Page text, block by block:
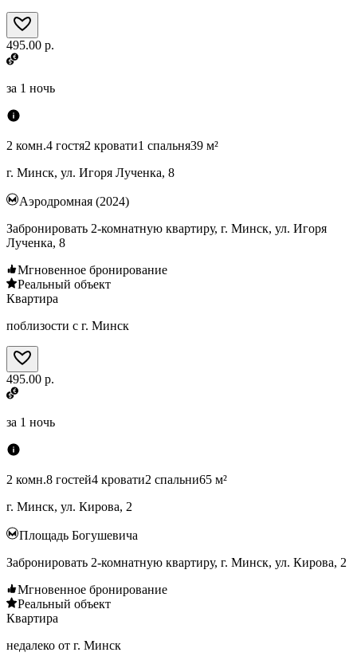
495.00 р.
за 1 ночь
2 комн.4 гостя2 кровати1 спальня39 м²
г. Минск, ул. Игоря Лученка, 8
Аэродромная (2024)
Забронировать 2-комнатную квартиру, г. Минск, ул. Игоря
Лученка, 8
Мгновенное бронирование
Реальный объект
Квартира
поблизости с г. Минск
495.00 р.
за 1 ночь
2 комн.8 гостей4 кровати2 спальни65 м²
г. Минск, ул. Кирова, 2
Площадь Богушевича
Забронировать 2-комнатную квартиру, г. Минск, ул. Кирова, 2
Мгновенное бронирование
Реальный объект
Квартира
недалеко от г. Минск